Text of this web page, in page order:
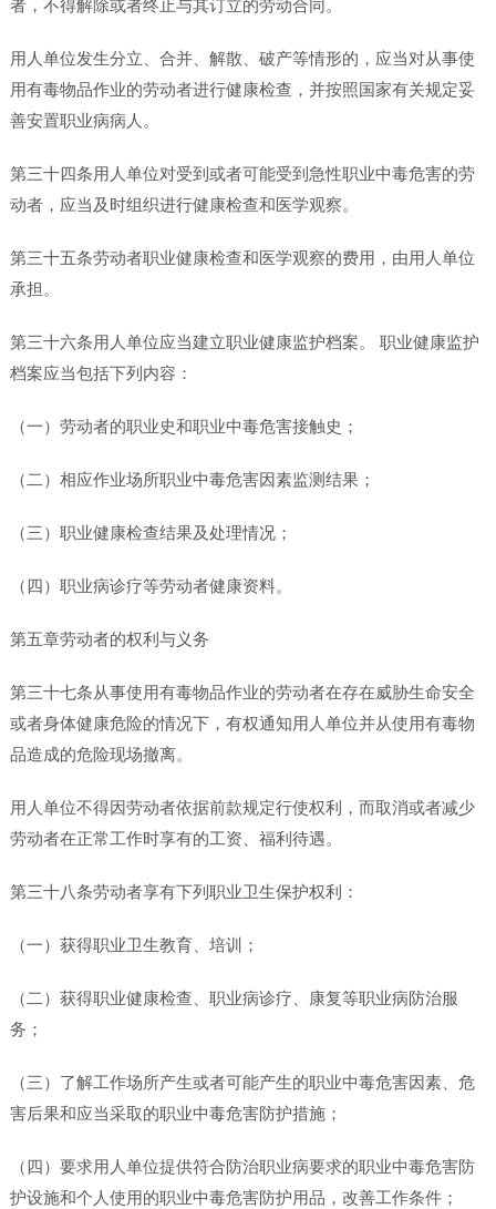
者，不得解除或者终止与其订立的劳动合同。
用人单位发生分立、合并、解散、破产等情形的，应当对从事使
用有毒物品作业的劳动者进行健康检查，并按照国家有关规定妥
善安置职业病病人。
第三十四条用人单位对受到或者可能受到急性职业中毒危害的劳
动者，应当及时组织进行健康检查和医学观察。
第三十五条劳动者职业健康检查和医学观察的费用，由用人单位
承担。
第三十六条用人单位应当建立职业健康监护档案。 职业健康监护
档案应当包括下列内容：
（一）劳动者的职业史和职业中毒危害接触史；
（二）相应作业场所职业中毒危害因素监测结果；
（三）职业健康检查结果及处理情况；
（四）职业病诊疗等劳动者健康资料。
第五章劳动者的权利与义务
第三十七条从事使用有毒物品作业的劳动者在存在威胁生命安全
或者身体健康危险的情况下，有权通知用人单位并从使用有毒物
品造成的危险现场撤离。
用人单位不得因劳动者依据前款规定行使权利，而取消或者减少
劳动者在正常工作时享有的工资、福利待遇。
第三十八条劳动者享有下列职业卫生保护权利：
（一）获得职业卫生教育、培训；
（二）获得职业健康检查、职业病诊疗、康复等职业病防治服
务；
（三）了解工作场所产生或者可能产生的职业中毒危害因素、危
害后果和应当采取的职业中毒危害防护措施；
（四）要求用人单位提供符合防治职业病要求的职业中毒危害防
护设施和个人使用的职业中毒危害防护用品，改善工作条件；